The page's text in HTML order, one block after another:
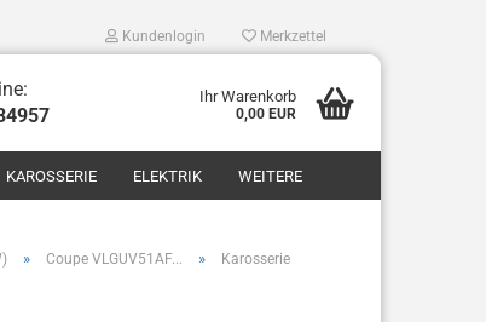
Kundenlogin Merkzettel
Ihr Warenkorb
0,00 EUR
KAROSSERIE ELEKTRIK WEITERE
» Coupe VLGUV51AF... » Karosserie